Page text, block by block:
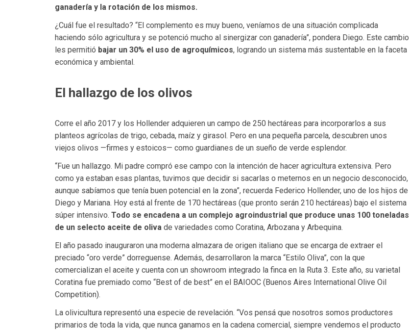
ganadería y la rotación de los mismos.
¿Cuál fue el resultado? “El complemento es muy bueno, veníamos de una situación complicada
haciendo sólo agricultura y se potenció mucho al sinergizar con ganadería”, pondera Diego. Este cambio
les permitió bajar un 30% el uso de agroquímicos, logrando un sistema más sustentable en la faceta
económica y ambiental.
El hallazgo de los olivos
Corre el año 2017 y los Hollender adquieren un campo de 250 hectáreas para incorporarlos a sus
planteos agrícolas de trigo, cebada, maíz y girasol. Pero en una pequeña parcela, descubren unos
viejos olivos —firmes y estoicos— como guardianes de un sueño de verde esplendor.
“Fue un hallazgo. Mi padre compró ese campo con la intención de hacer agricultura extensiva. Pero
como ya estaban esas plantas, tuvimos que decidir si sacarlas o meternos en un negocio desconocido,
aunque sabíamos que tenía buen potencial en la zona”, recuerda Federico Hollender, uno de los hijos de
Diego y Mariana. Hoy está al frente de 170 hectáreas (que pronto serán 210 hectáreas) bajo el sistema
súper intensivo. Todo se encadena a un complejo agroindustrial que produce unas 100 toneladas
de un selecto aceite de oliva de variedades como Coratina, Arbozana y Arbequina.
El año pasado inauguraron una moderna almazara de origen italiano que se encarga de extraer el
preciado “oro verde” dorreguense. Además, desarrollaron la marca “Estilo Oliva”, con la que
comercializan el aceite y cuenta con un showroom integrado la finca en la Ruta 3. Este año, su varietal
Coratina fue premiado como “Best of de best” en el BAIOOC (Buenos Aires International Olive Oil
Competition).
La olivicultura representó una especie de revelación. “Vos pensá que nosotros somos productores
primarios de toda la vida, que nunca ganamos en la cadena comercial, siempre vendemos el producto